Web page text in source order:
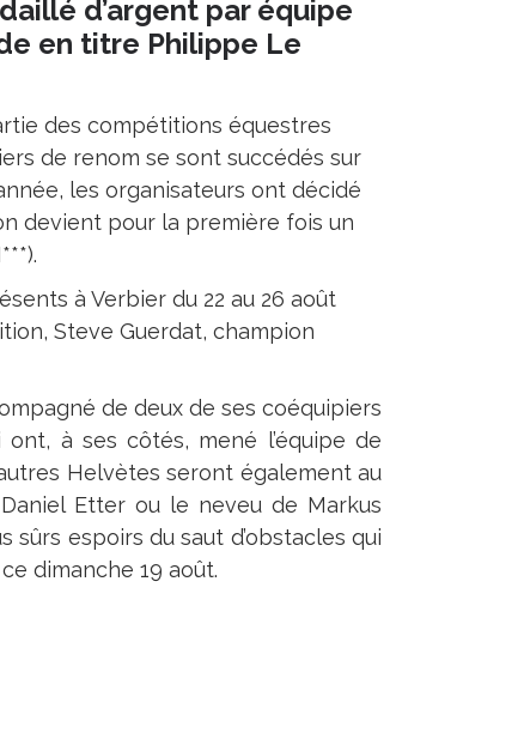
d’argent par équipe
en titre Philippe Le
des compétitions équestres
de renom se sont succédés sur
les organisateurs ont décidé
devient pour la première fois un
à Verbier du 22 au 26 août
Steve Guerdat, champion
de deux de ses coéquipiers
à ses côtés, mené l’équipe de
Helvètes seront également au
Etter ou le neveu de Markus
sûrs espoirs du saut d’obstacles qui
dimanche 19 août.